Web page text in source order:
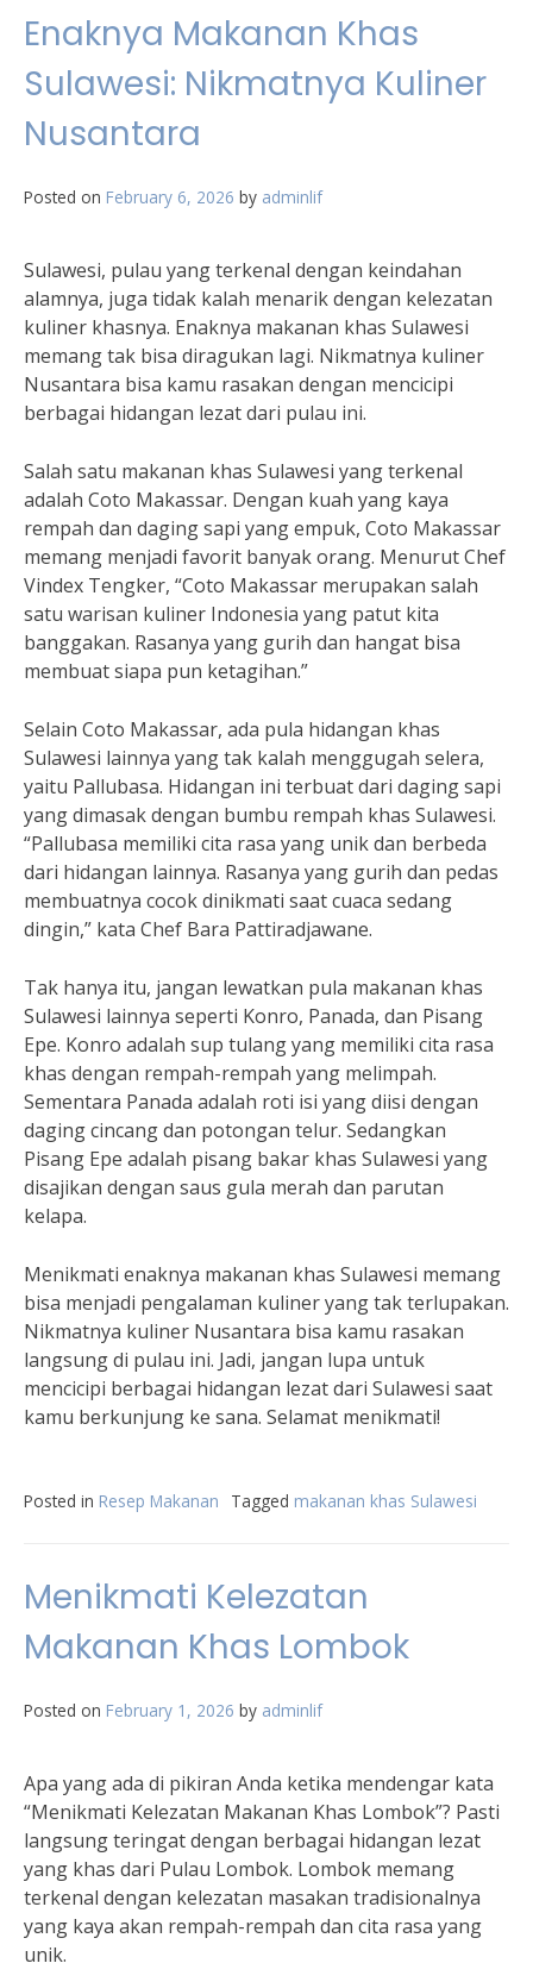
Enaknya Makanan Khas
Sulawesi: Nikmatnya Kuliner
Nusantara
Posted on February 6, 2026 by adminlif
Sulawesi, pulau yang terkenal dengan keindahan
alamnya, juga tidak kalah menarik dengan kelezatan
kuliner khasnya. Enaknya makanan khas Sulawesi
memang tak bisa diragukan lagi. Nikmatnya kuliner
Nusantara bisa kamu rasakan dengan mencicipi
berbagai hidangan lezat dari pulau ini.
Salah satu makanan khas Sulawesi yang terkenal
adalah Coto Makassar. Dengan kuah yang kaya
rempah dan daging sapi yang empuk, Coto Makassar
memang menjadi favorit banyak orang. Menurut Chef
Vindex Tengker, “Coto Makassar merupakan salah
satu warisan kuliner Indonesia yang patut kita
banggakan. Rasanya yang gurih dan hangat bisa
membuat siapa pun ketagihan.”
Selain Coto Makassar, ada pula hidangan khas
Sulawesi lainnya yang tak kalah menggugah selera,
yaitu Pallubasa. Hidangan ini terbuat dari daging sapi
yang dimasak dengan bumbu rempah khas Sulawesi.
“Pallubasa memiliki cita rasa yang unik dan berbeda
dari hidangan lainnya. Rasanya yang gurih dan pedas
membuatnya cocok dinikmati saat cuaca sedang
dingin,” kata Chef Bara Pattiradjawane.
Tak hanya itu, jangan lewatkan pula makanan khas
Sulawesi lainnya seperti Konro, Panada, dan Pisang
Epe. Konro adalah sup tulang yang memiliki cita rasa
khas dengan rempah-rempah yang melimpah.
Sementara Panada adalah roti isi yang diisi dengan
daging cincang dan potongan telur. Sedangkan
Pisang Epe adalah pisang bakar khas Sulawesi yang
disajikan dengan saus gula merah dan parutan
kelapa.
Menikmati enaknya makanan khas Sulawesi memang
bisa menjadi pengalaman kuliner yang tak terlupakan.
Nikmatnya kuliner Nusantara bisa kamu rasakan
langsung di pulau ini. Jadi, jangan lupa untuk
mencicipi berbagai hidangan lezat dari Sulawesi saat
kamu berkunjung ke sana. Selamat menikmati!
Posted in Resep Makanan Tagged makanan khas Sulawesi
Menikmati Kelezatan
Makanan Khas Lombok
Posted on February 1, 2026 by adminlif
Apa yang ada di pikiran Anda ketika mendengar kata
“Menikmati Kelezatan Makanan Khas Lombok”? Pasti
langsung teringat dengan berbagai hidangan lezat
yang khas dari Pulau Lombok. Lombok memang
terkenal dengan kelezatan masakan tradisionalnya
yang kaya akan rempah-rempah dan cita rasa yang
unik.